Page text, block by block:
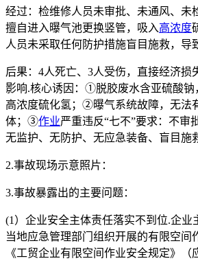
经过：检维修人员未审批、未通风、未
擅自进入曝气池更换竖管，吸入高浓度
人员未采取任何防护措施盲目施救，导
后果：4人死亡、3人受伤，直接经济损
影响.核心诱因：①脱胶废水含亚硫酸钠
高浓度硫化氢；②曝气系统故障，无法
体；③作业严重违反“七不”要求：不审
无监护、无防护、无应急装备、盲目施
2.事故现场示意照片：
3.事故暴露出的主要问题：
(1）企业安全主体责任落实不到位.企业
当地应急管理部门组织开展的有限空间
《工贸企业有限空间作业安全规定》（